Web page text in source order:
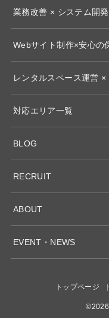
業務改善 × システム開発
Webサイト制作×安心の
レンタルスペース運営 ×
対応エリア一覧
BLOG
RECRUIT
ABOUT
EVENT・NEWS
トップページ
©2026